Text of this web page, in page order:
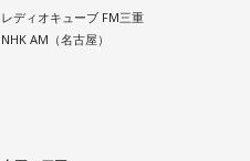
レディオキューブ FM三重
NHK AM（名古屋）